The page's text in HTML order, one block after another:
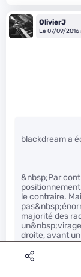
OlivierJ
Le 07/09/2016
blackdream a
&nbsp;Par
le contraire.
majorité des
droite, avant
en bref.&nbsp;